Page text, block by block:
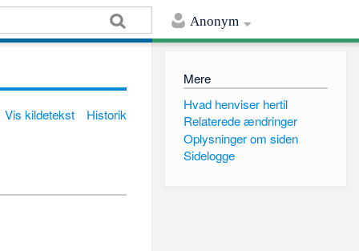
Anonym
Vis kildetekst Historik
Mere
Hvad henviser hertil
Relaterede ændringer
Oplysninger om siden
Sidelogge